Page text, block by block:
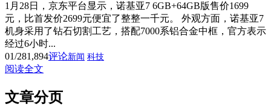
1月28日，京东平台显示，诺基亚7 6GB+64GB版售价1699
元，比首发价2699元便宜了整整一千元。 外观方面，诺基亚7
机身采用了钻石切割工艺，搭配7000系铝合金中框，官方表示
经过6小时...
01/281,894评论新闻 科技
阅读全文
文章分页